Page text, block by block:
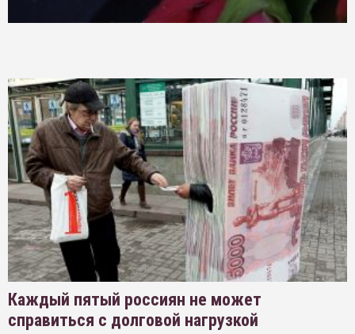
Каждый пятый россиян не может
справиться с долговой нагрузкой